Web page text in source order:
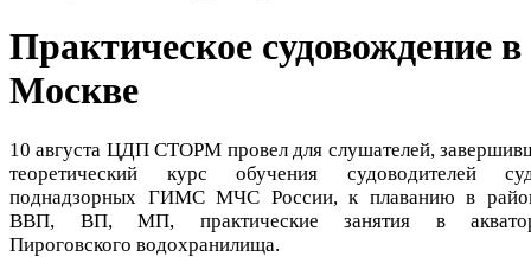
Практическое судовождение в
Москве
10 августа ЦДП СТОРМ провел для слушателей,
теоретический курс обучения судоводителей
поднадзорных ГИМС МЧС России, к плаванию в
ВВП, ВП, МП, практические занятия в
Пироговского водохранилища.